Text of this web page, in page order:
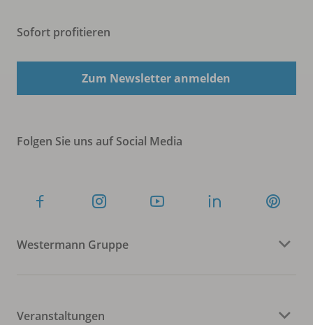
Sofort profitieren
Zum Newsletter anmelden
Folgen Sie uns auf Social Media
Westermann Gruppe
Veranstaltungen